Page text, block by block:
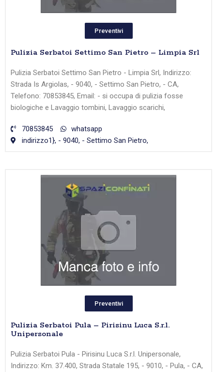
Preventivi
Pulizia Serbatoi Settimo San Pietro – Limpia Srl
Pulizia Serbatoi Settimo San Pietro - Limpia Srl, Indirizzo:
Strada Is Argiolas, - 9040, - Settimo San Pietro, - CA,
Telefono: 70853845, Email: - si occupa di pulizia fosse
biologiche e Lavaggio tombini, Lavaggio scarichi,
70853845
whatsapp
indirizzo1}, - 9040, - Settimo San Pietro,
Preventivi
Pulizia Serbatoi Pula – Pirisinu Luca S.r.l.
Unipersonale
Pulizia Serbatoi Pula - Pirisinu Luca S.r.l. Unipersonale,
Indirizzo: Km. 37.400, Strada Statale 195, - 9010, - Pula, - CA,